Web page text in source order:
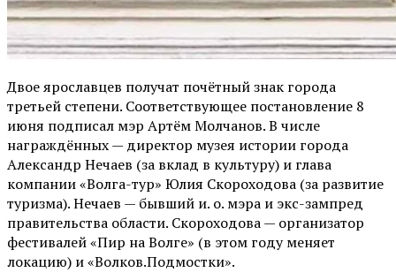
Двое ярославцев получат почётный знак города
третьей степени. Соответствующее постановление 8
июня подписал мэр Артём Молчанов. В числе
награждённых — директор музея истории города
Александр Нечаев (за вклад в культуру) и глава
компании «Волга-тур» Юлия Скороходова (за развитие
туризма). Нечаев — бывший и. о. мэра и экс-зампред
правительства области. Скороходова — организатор
фестивалей «Пир на Волге» (в этом году меняет
локацию) и «Волков.Подмостки».